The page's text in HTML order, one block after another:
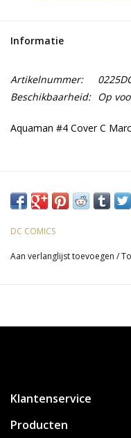
Informatie
Artikelnummer:
Beschikbaarheid: Op
Aquaman #4 Cover C
DC COMICS
Aan verlanglijst toevoegen /
Klantenservice
Producten